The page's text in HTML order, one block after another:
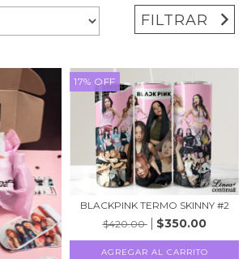
FILTRAR
17% OFF
BLACKPINK TERMO SKINNY #2
$420.00
$350.00
AGREGAR AL CARRITO